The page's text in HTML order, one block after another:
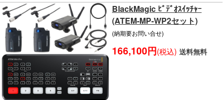
BlackMagic ﾋﾞﾃﾞｵｽｲｯﾁｬｰ
(ATEM-MP-WP2セット)
(納期要お問い合せ)
166,100円(税込) 送料無料